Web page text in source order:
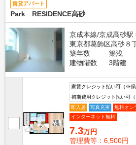
賃貸アパート
Park RESIDENCE高砂
京成本線/京成高砂駅
東京都葛飾区高砂８
築年数
築浅
建物階数
3階建
家賃クレジット払い可（※保
初期費用クレジット払い可
即入居
写真充実
無料オン
インターネット無料
7.3万円
管理費等：6,500円